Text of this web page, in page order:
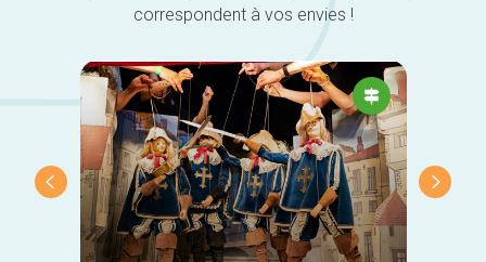
correspondent à vos envies !